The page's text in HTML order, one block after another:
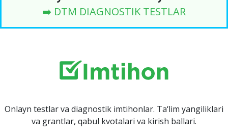
➡️ DTM DIAGNOSTIK TESTLAR
Onlayn testlar va diagnostik imtihonlar. Ta‘lim yangiliklari
va grantlar, qabul kvotalari va kirish ballari.